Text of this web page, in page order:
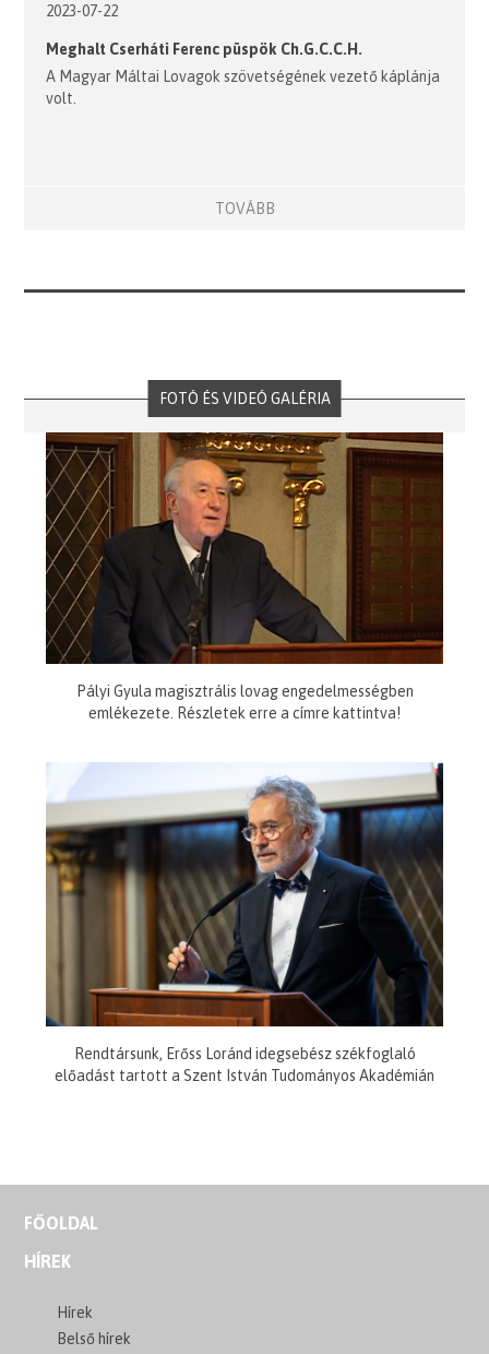
2023-07-22
Meghalt Cserháti Ferenc püspök Ch.G.C.C.H.
A Magyar Máltai Lovagok szövetségének vezető káplánja
volt.
TOVÁBB
FOTÓ ÉS VIDEÓ GALÉRIA
Pályi Gyula magisztrális lovag engedelmességben
emlékezete. Részletek erre a címre kattintva!
Rendtársunk, Erőss Loránd idegsebész székfoglaló
előadást tartott a Szent István Tudományos Akadémián
FŐOLDAL
HÍREK
Hírek
Belső hírek